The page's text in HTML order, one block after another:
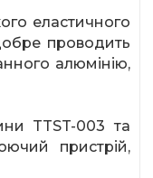
еластичного
проводить
алюмінію,
TTST-003 та
пристрій,